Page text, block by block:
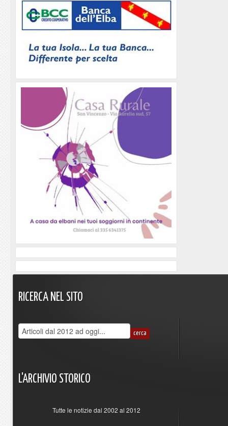
RICERCA NEL SITO
L'ARCHIVIO STORICO
Tutte le notizie dal 2002 al 2012